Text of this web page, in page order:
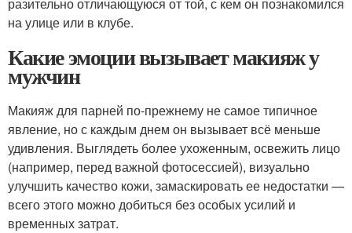
на улице или в клубе.
Какие эмоции вызывает макияж у
мужчин
Макияж для парней по-прежнему не самое типичное
явление, но с каждым днем он вызывает всё меньше
удивления. Выглядеть более ухоженным, освежить лицо
(например, перед важной фотосессией), визуально
улучшить качество кожи, замаскировать ее недостатки —
всего этого можно добиться без особых усилий и
временных затрат.